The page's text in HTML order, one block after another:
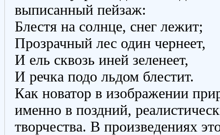
выписанный пейзаж:
Блестя на солнце, снег лежит;
Прозрачный лес один чернеет,
И ель сквозь иней зеленеет,
И речка подо льдом блестит.
Как новатор в изображении
именно в поздний,
творчества. В произведениях